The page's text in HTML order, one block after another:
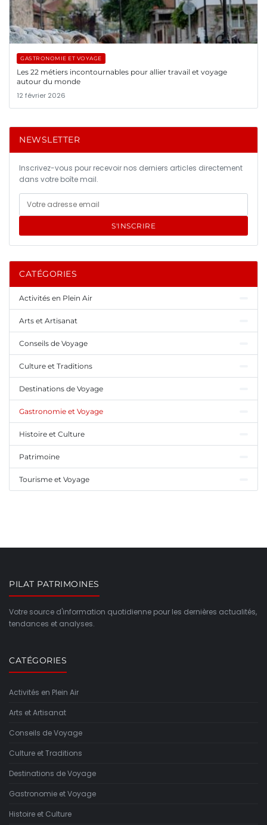
GASTRONOMIE ET VOYAGE
Les 22 métiers incontournables pour allier travail et voyage
autour du monde
12 février 2026
NEWSLETTER
Inscrivez-vous pour recevoir nos derniers articles directement
dans votre boîte mail.
S'INSCRIRE
CATÉGORIES
Activités en Plein Air
Arts et Artisanat
Conseils de Voyage
Culture et Traditions
Destinations de Voyage
Gastronomie et Voyage
Histoire et Culture
Patrimoine
Tourisme et Voyage
PILAT PATRIMOINES
Votre source d'information quotidienne pour les dernières actualités,
tendances et analyses.
CATÉGORIES
Activités en Plein Air
Arts et Artisanat
Conseils de Voyage
Culture et Traditions
Destinations de Voyage
Gastronomie et Voyage
Histoire et Culture